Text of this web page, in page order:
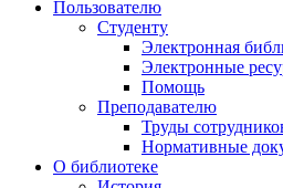
Иншакова
Пользователю
Студенту
Электронная
Электронные
Помощь
Преподавателю
Труды
Нормативные
О библиотеке